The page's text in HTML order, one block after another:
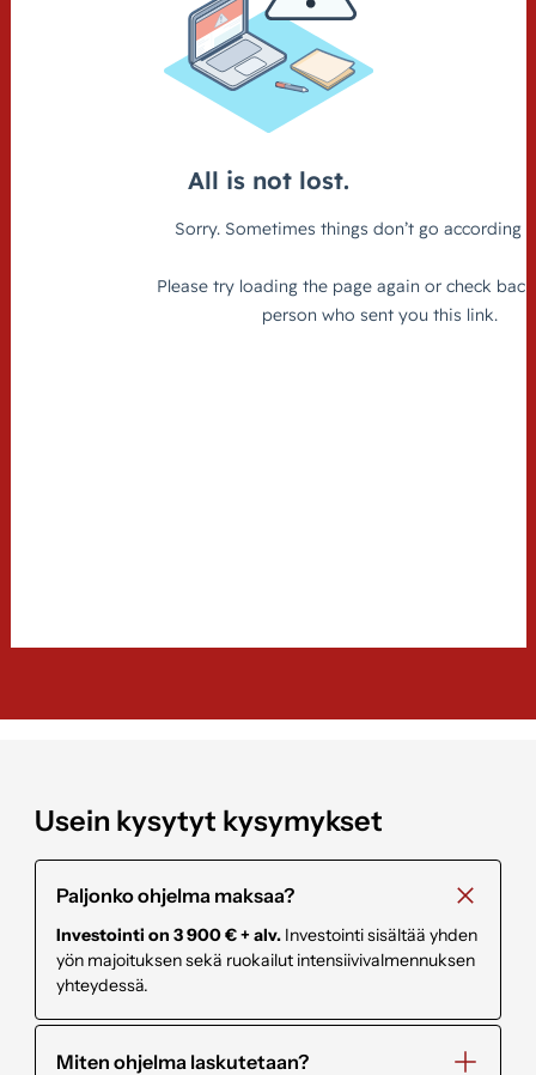
Usein kysytyt kysymykset
Paljonko ohjelma maksaa?
Investointi on 3 900 € + alv. Investointi sisältää yhden
yön majoituksen sekä ruokailut intensiivivalmennuksen
yhteydessä.
Miten ohjelma laskutetaan?